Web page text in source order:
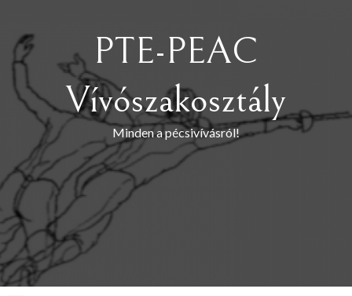
content
PTE-PEAC
Vívószakosztály
Minden a pécsivívásról!